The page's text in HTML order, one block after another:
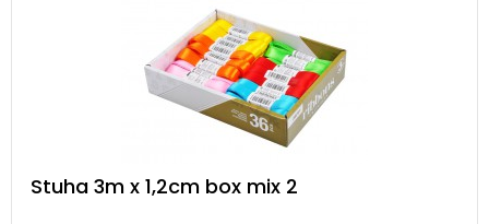
Stuha 3m x 1,2cm box mix 2